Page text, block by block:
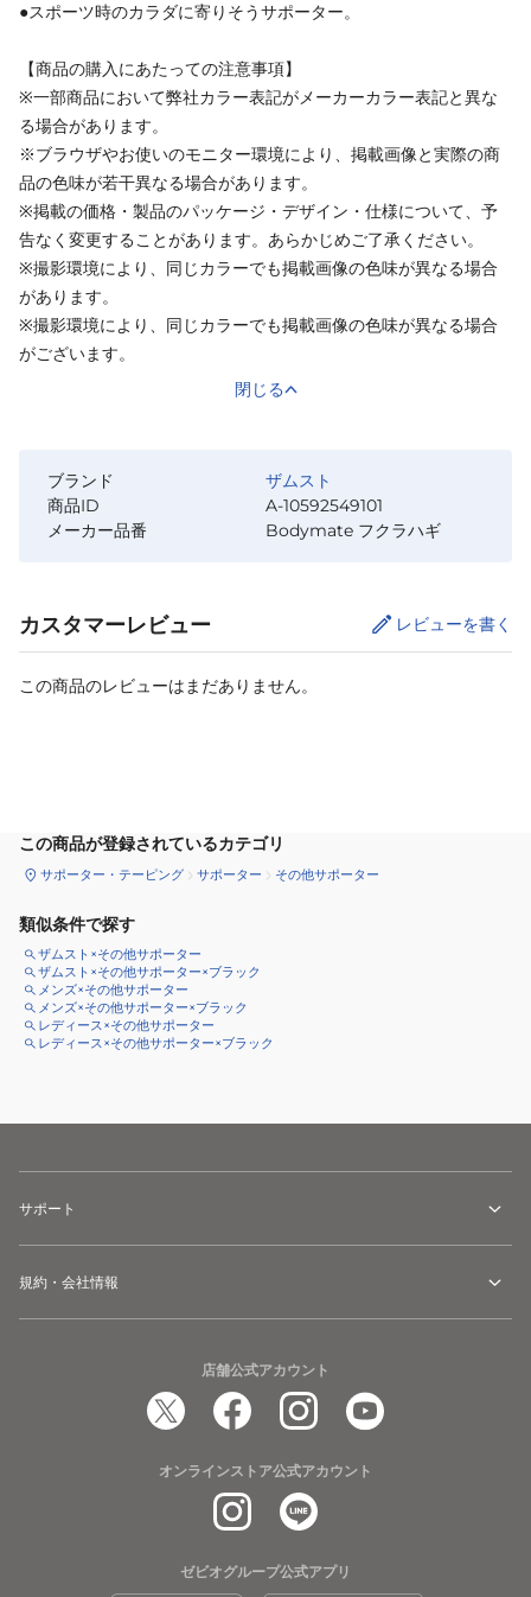
●スポーツ時のカラダに寄りそうサポーター。
【商品の購入にあたっての注意事項】
※一部商品において弊社カラー表記がメーカーカラー表記と異な
る場合があります。
※ブラウザやお使いのモニター環境により、掲載画像と実際の商
品の色味が若干異なる場合があります。
※掲載の価格・製品のパッケージ・デザイン・仕様について、予
告なく変更することがあります。あらかじめご了承ください。
※撮影環境により、同じカラーでも掲載画像の色味が異なる場合
があります。
※撮影環境により、同じカラーでも掲載画像の色味が異なる場合
がございます。
閉じる
ブランド
ザムスト
商品ID
A-10592549101
メーカー品番
Bodymate フクラハギ
カスタマーレビュー レビューを書く
この商品のレビューはまだありません。
この商品が登録されているカテゴリ
サポーター・テーピング サポーター その他サポーター
類似条件で探す
ザムスト×その他サポーター
ザムスト×その他サポーター×ブラック
メンズ×その他サポーター
メンズ×その他サポーター×ブラック
レディース×その他サポーター
レディース×その他サポーター×ブラック
サポート
規約・会社情報
店舗公式アカウント
オンラインストア公式アカウント
ゼビオグループ公式アプリ